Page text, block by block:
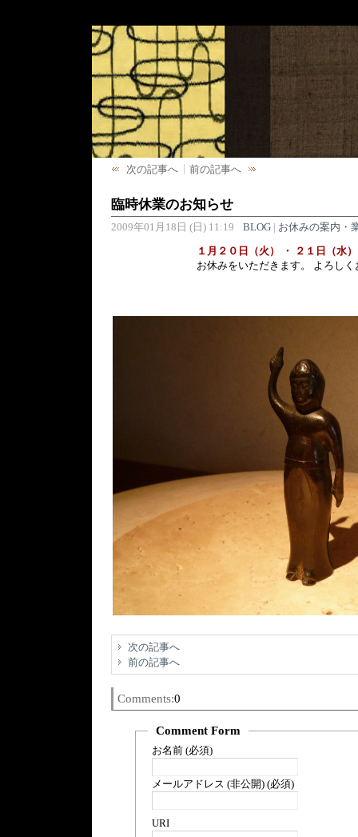
次の記事へ 前の記事へ
臨時休業のお知らせ
2009年01月18日 (日) 11:19 BLOG| お休みの案内・
１月２０日（火） ・ ２１日（水）
お休みをいただきます。 よろしくお
次の記事へ
前の記事へ
Comments:0
Comment Form
お名前 (必須)
メールアドレス (非公開) (必須)
URI